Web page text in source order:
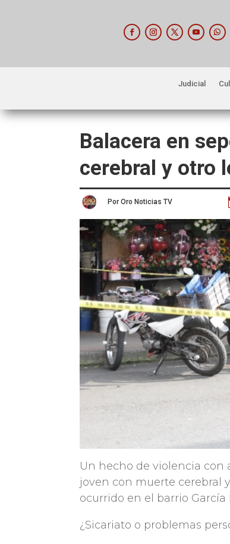
Judicial
Balacera en
cerebral y otro
Por Oro Noticias TV
Un hecho de violencia con
joven con muerte cerebral
ocurrido en el barrio García
¿Sicariato o problemas